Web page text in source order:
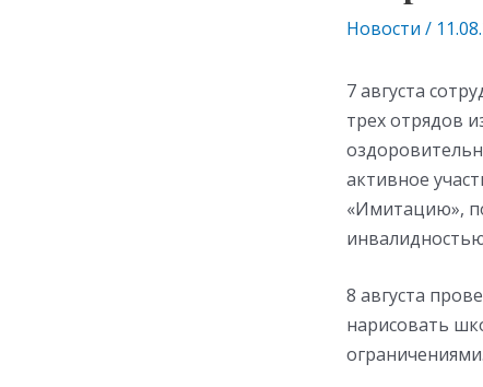
Новости /
7 августа
трех отрядов
активное
«Имитацию»,
8 августа
нарисовать